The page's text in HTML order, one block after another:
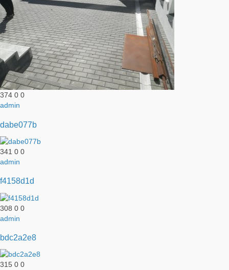
374 0 0
admin
dabe077b
341 0 0
admin
f4158d1d
308 0 0
admin
bdc2a2e8
315 0 0